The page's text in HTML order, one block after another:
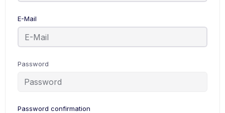
E-Mail
Password
Password confirmation